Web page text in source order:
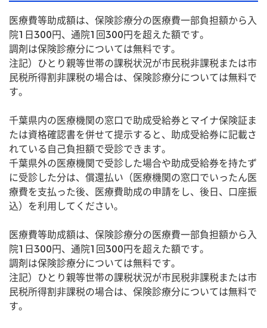
医療費等助成額は、保険診療分の医療費一部負担額から入
院1日300円、通院1回300円を超えた額です。
調剤は保険診療分については無料です。
注記）ひとり親等世帯の課税状況が市民税非課税または市
民税所得割非課税の場合は、保険診療分については無料で
す。
千葉県内の医療機関の窓口で助成受給券とマイナ保険証ま
たは資格確認書を併せて提示すると、助成受給券に記載さ
れている自己負担額で受診できます。
千葉県外の医療機関で受診した場合や助成受給券を持たず
に受診した分は、償還払い（医療機関の窓口でいったん医
療費を支払った後、医療費助成の申請をし、後日、口座振
込）を利用してください。
医療費等助成額は、保険診療分の医療費一部負担額から入
院1日300円、通院1回300円を超えた額です。
調剤は保険診療分については無料です。
注記）ひとり親等世帯の課税状況が市民税非課税または市
民税所得割非課税の場合は、保険診療分については無料で
す。